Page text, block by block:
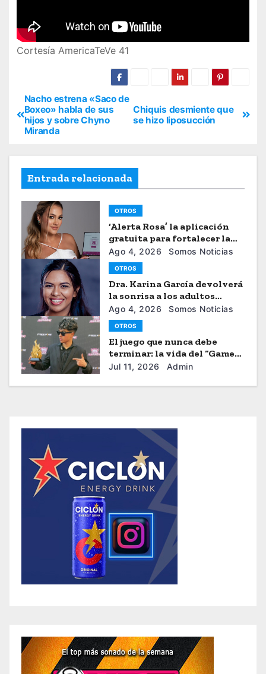
Cortesía AmericaTeVe 41
Chiquis desmiente que
se hizo liposucción
Nacho estrena «Saco de
Boxeo» habla de sus
hijos y sobre Chyno
Miranda
Entrada relacionada
OTROS
‘Alerta Rosa’ la aplicación
gratuita para fortalecer la
seguiridad de las mujeres
Ago 4, 2026 Somos Noticias
OTROS
Dra. Karina García devolverá
la sonrisa a los adultos
mayores
Ago 4, 2026 Somos Noticias
OTROS
El juego que nunca debe
terminar: la vida del “Gamer”
Brayhan Crazzy
Jul 11, 2026 Admin